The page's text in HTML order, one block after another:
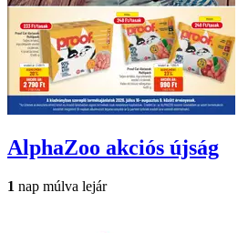
AlphaZoo akciós újság
1 nap múlva lejár